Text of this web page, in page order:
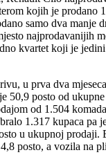
kojih je prodano
samo dva manje
najprodavanijih
kvartet koji je
u prva dva
50,9 posto od
od 1.504
1.317 kupaca pa
u ukupnoj prodaji.
posto, a vozila na